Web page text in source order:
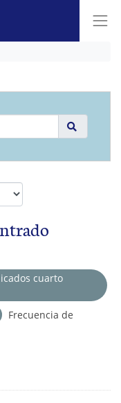
cuarto
Frecuencia de